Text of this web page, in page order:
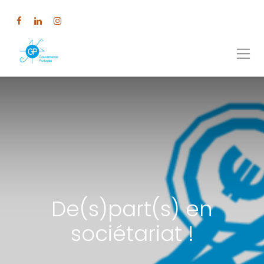
De(s)part(s) en
sociétariat !